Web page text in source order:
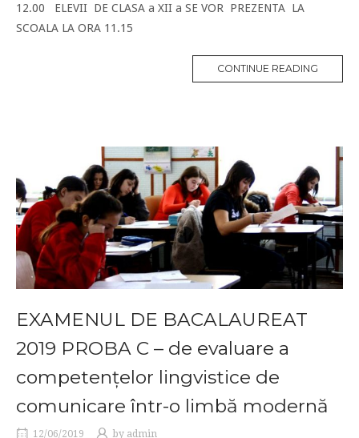
12.00 ELEVII DE CLASA a XII a SE VOR PREZENTA LA
SCOALA LA ORA 11.15
CONTINUE READING
EXAMENUL DE BACALAUREAT
2019 PROBA C – de evaluare a
competențelor lingvistice de
comunicare într-o limbă modernă
12/06/2019 by admin